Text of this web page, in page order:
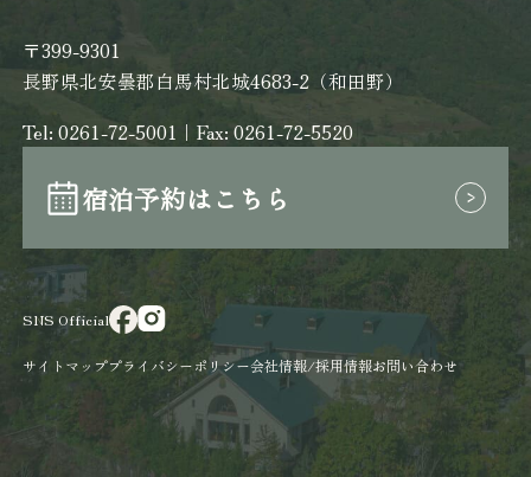
〒399-9301
長野県北安曇郡白馬村北城4683-2（和田野）
Tel:0261-72-5001 ｜Fax: 0261-72-5520
宿泊予約はこちら
SNS Official
サイトマッププライバシーポリシー会社情報/採用情報お問い合わせ